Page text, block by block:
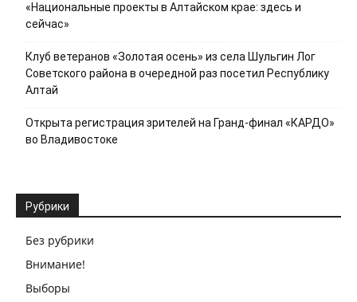
«Национальные проекты в Алтайском крае: здесь и
сейчас»
Клуб ветеранов «Золотая осень» из села Шульгин Лог
Советского района в очередной раз посетил Республику
Алтай
Открыта регистрация зрителей на Гранд-финал «КАРДО»
во Владивостоке
Рубрики
Без рубрики
Внимание!
Выборы